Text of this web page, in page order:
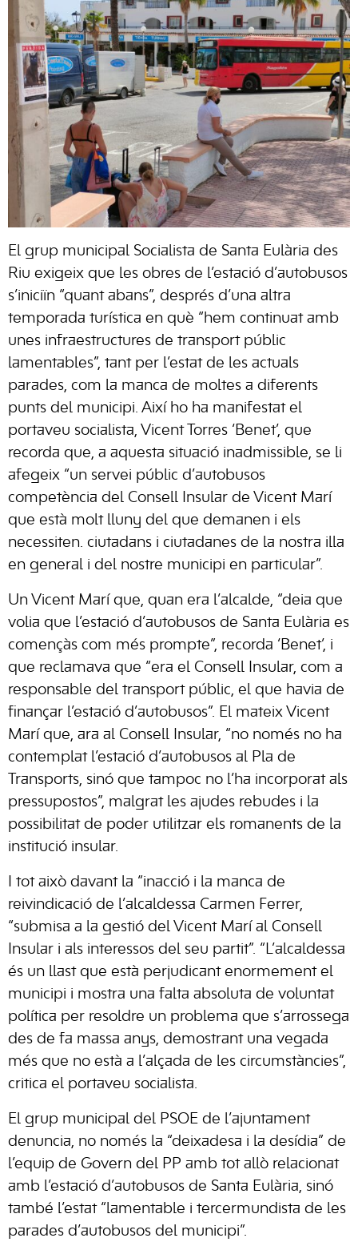
El grup municipal Socialista de Santa Eulària des
Riu exigeix ​​que les obres de l’estació d’autobusos
s’iniciïn “quant abans”, després d’una altra
temporada turística en què “hem continuat amb
unes infraestructures de transport públic
lamentables”, tant per l’estat de les actuals
parades, com la manca de moltes a diferents
punts del municipi. Així ho ha manifestat el
portaveu socialista, Vicent Torres ‘Benet’, que
recorda que, a aquesta situació inadmissible, se li
afegeix “un servei públic d’autobusos
competència del Consell Insular de Vicent Marí
que està molt lluny del que demanen i els
necessiten. ciutadans i ciutadanes de la nostra illa
en general i del nostre municipi en particular”.
Un Vicent Marí que, quan era l’alcalde, “deia que
volia que l’estació d’autobusos de Santa Eulària es
començàs com més prompte”, recorda ‘Benet’, i
que reclamava que “era el Consell Insular, com a
responsable del transport públic, el que havia de
finançar l’estació d’autobusos”. El mateix Vicent
Marí que, ara al Consell Insular, “no només no ha
contemplat l’estació d’autobusos al Pla de
Transports, sinó que tampoc no l’ha incorporat als
pressupostos”, malgrat les ajudes rebudes i la
possibilitat de poder utilitzar els romanents de la
institució insular.
I tot això davant la “inacció i la manca de
reivindicació de l’alcaldessa Carmen Ferrer,
“submisa a la gestió del Vicent Marí al Consell
Insular i als interessos del seu partit”. “L’alcaldessa
és un llast que està perjudicant enormement el
municipi i mostra una falta absoluta de voluntat
política per resoldre un problema que s’arrossega
des de fa massa anys, demostrant una vegada
més que no està a l’alçada de les circumstàncies”,
critica el portaveu socialista.
El grup municipal del PSOE de l’ajuntament
denuncia, no només la “deixadesa i la desídia” de
l’equip de Govern del PP amb tot allò relacionat
amb l’estació d’autobusos de Santa Eulària, sinó
també l’estat “lamentable i tercermundista de les
parades d’autobusos del municipi”.